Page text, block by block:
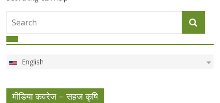
English
मीडिया कवरेज – सहज कृषि